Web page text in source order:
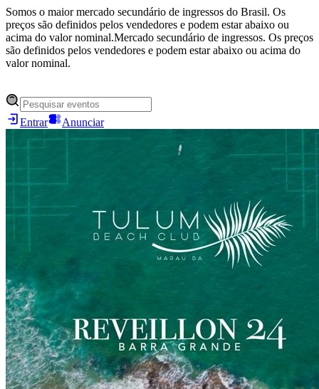
Somos o maior mercado secundário de ingressos do Brasil. Os
preços são definidos pelos vendedores e podem estar abaixo ou
acima do valor nominal.Mercado secundário de ingressos. Os preços
são definidos pelos vendedores e podem estar abaixo ou acima do
valor nominal.
Entrar Anunciar